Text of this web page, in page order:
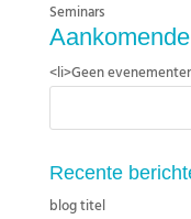
Seminars
<li>Geen
Recente
blog titel